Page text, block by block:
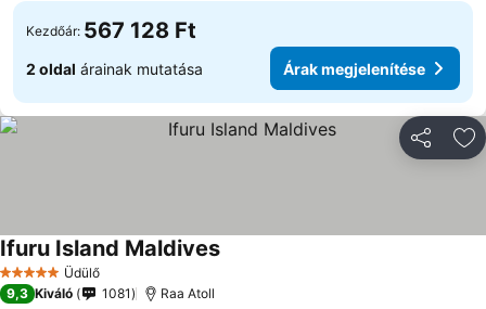
Kezdőár: 567 128 Ft
2 oldal árainak mutatása Árak megjelenítése
5 KategóriaÜdülő
Ifuru Island MaldivesÁrak megjelenítése
9,3 Kiváló 1081 Raa Atoll